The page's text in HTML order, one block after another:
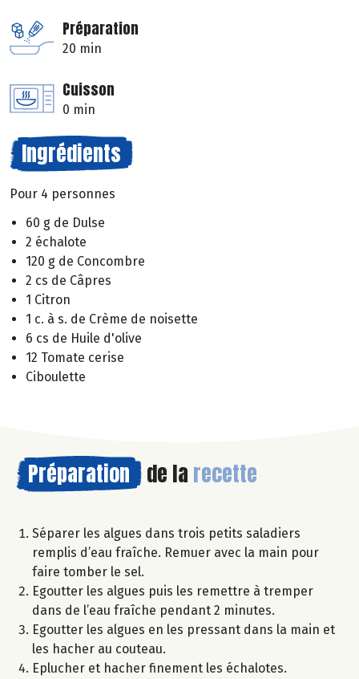
Préparation
20 min
Cuisson
0 min
Ingrédients
Pour 4 personnes
60 g de Dulse
2 échalote
120 g de Concombre
2 cs de Câpres
1 Citron
1 c. à s. de Crème de noisette
6 cs de Huile d'olive
12 Tomate cerise
Ciboulette
Préparation de la recette
Séparer les algues dans trois petits saladiers
remplis d’eau fraîche. Remuer avec la main pour
faire tomber le sel.
Egoutter les algues puis les remettre à tremper
dans de l’eau fraîche pendant 2 minutes.
Egoutter les algues en les pressant dans la main et
les hacher au couteau.
Eplucher et hacher finement les échalotes.